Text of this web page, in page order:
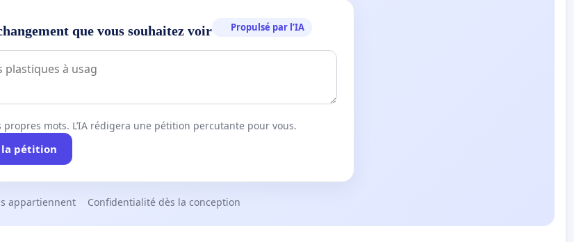
que vous souhaitez voir Propulsé par l’IA
propres mots. L’IA rédigera une pétition percutante pour vous.
la pétition
appartiennent Confidentialité dès la conception